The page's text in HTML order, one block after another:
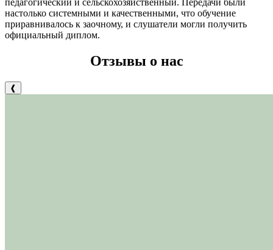
настолько системными и качественными, что обучение
приравнивалось к заочному, и слушатели могли получить
официальный диплом.
Отзывы о нас
❰